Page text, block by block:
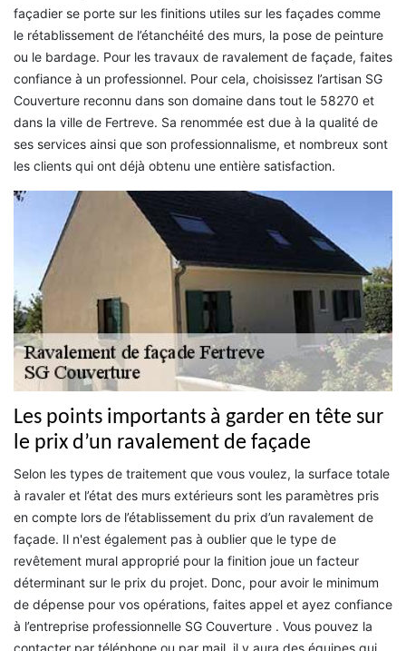
façadier se porte sur les finitions utiles sur les façades comme
le rétablissement de l’étanchéité des murs, la pose de peinture
ou le bardage. Pour les travaux de ravalement de façade, faites
confiance à un professionnel. Pour cela, choisissez l’artisan SG
Couverture reconnu dans son domaine dans tout le 58270 et
dans la ville de Fertreve. Sa renommée est due à la qualité de
ses services ainsi que son professionnalisme, et nombreux sont
les clients qui ont déjà obtenu une entière satisfaction.
Les points importants à garder en tête sur
le prix d’un ravalement de façade
Selon les types de traitement que vous voulez, la surface totale
à ravaler et l’état des murs extérieurs sont les paramètres pris
en compte lors de l’établissement du prix d’un ravalement de
façade. Il n'est également pas à oublier que le type de
revêtement mural approprié pour la finition joue un facteur
déterminant sur le prix du projet. Donc, pour avoir le minimum
de dépense pour vos opérations, faites appel et ayez confiance
à l’entreprise professionnelle SG Couverture . Vous pouvez la
contacter par téléphone ou par mail, il y aura des équipes qui